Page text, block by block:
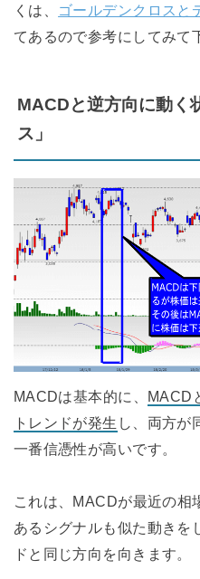
くは、
ゴールデンクロスと
てあるので参考にしてみて
MACDと逆方向に動く
ス」
MACDは基本的に、 MACD
トレンドが発生 し、両方が
一番信憑性が高いです。
これは、MACDが最近の相
あるシグナルも似た動きを
ドと同じ方向を向きます。